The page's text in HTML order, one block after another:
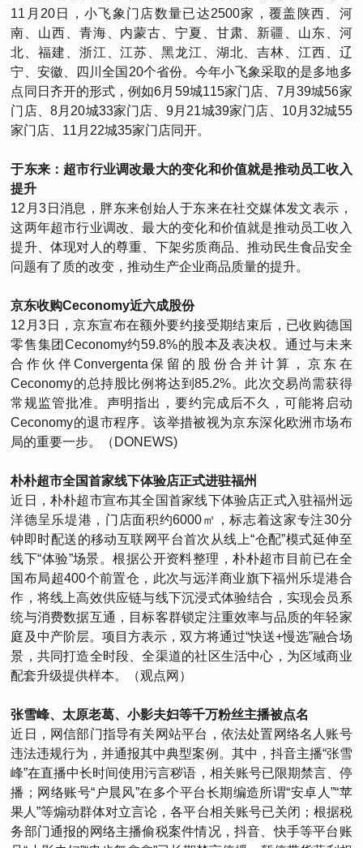
11月20日，小飞象门店数量已达2500家，覆盖陕西、河
南、山西、青海、内蒙古、宁夏、甘肃、新疆、山东、河
北、福建、浙江、江苏、黑龙江、湖北、吉林、江西、辽
宁、安徽、四川全国20个省份。今年小飞象采取的是多地多
点同日齐开的形式，例如6月59城115家门店、7月39城56家
门店、8月20城33家门店、9月21城39家门店、10月32城55
家门店、11月22城35家门店同开。
于东来：超市行业调改最大的变化和价值就是推动员工收入
提升
12月3日消息，胖东来创始人于东来在社交媒体发文表示，
这两年超市行业调改、最大的变化和价值就是推动员工收入
提升、体现对人的尊重、下架劣质商品、推动民生食品安全
问题有了质的改变，推动生产企业商品质量的提升。
京东收购Ceconomy近六成股份
12月3日，京东宣布在额外要约接受期结束后，已收购德国
零售集团Ceconomy约59.8%的股本及表决权。通过与未来
合作伙伴Convergenta保留的股份合并计算，京东在
Ceconomy的总持股比例将达到85.2%。此次交易尚需获得
常规监管批准。声明指出，要约完成后不久，可能将启动
Ceconomy的退市程序。该举措被视为京东深化欧洲市场布
局的重要一步。（DONEWS)
朴朴超市全国首家线下体验店正式进驻福州
近日，朴朴超市宣布其全国首家线下体验店正式入驻福州远
洋德呈乐堤港，门店面积约6000㎡，标志着这家专注30分
钟即时配送的移动互联网平台首次从线上“仓配”模式延伸至
线下“体验”场景。根据公开资料整理，朴朴超市目前已在全
国布局超400个前置仓，此次与远洋商业旗下福州乐堤港合
作，将线上高效供应链与线下沉浸式体验结合，实现会员系
统与消费数据互通，目标客群锁定注重效率与品质的年轻家
庭及中产阶层。项目方表示，双方将通过“快送+慢选”融合场
景，共同打造全时段、全渠道的社区生活中心，为区域商业
配套升级提供样本。（观点网）
张雪峰、太原老葛、小影夫妇等千万粉丝主播被点名
近日，网信部门指导有关网站平台，依法处置网络名人账号
违法违规行为，并通报其中典型案例。其中，抖音主播“张雪
峰”在直播中长时间使用污言秽语，相关账号已限期禁言、停
播；网络账号“户晨风”在多个平台长期编造所谓“安卓人”“苹
果人”等煽动群体对立言论，各平台相关账号已关闭；根据税
务部门通报的网络主播偷税案件情况，抖音、快手等平台账